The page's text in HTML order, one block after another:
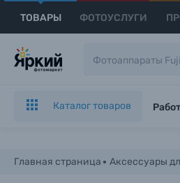
ТОВАРЫ ФОТОУСЛУГИ
Каталог товаров
Главная страница Аксессуары